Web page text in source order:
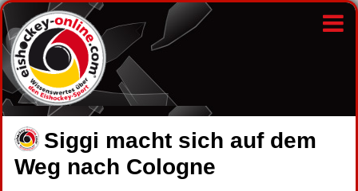
Siggi macht sich auf dem
Weg nach Cologne